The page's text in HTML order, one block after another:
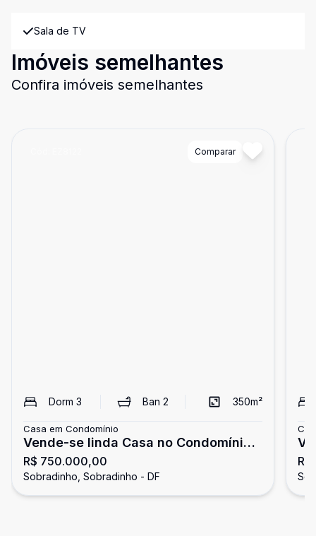
Sala de TV
Imóveis semelhantes
Confira imóveis semelhantes
Comparar
Dorm 3 Ban2 350m²
Casa em Condomínio
Vende-se linda Casa no Condomínio
Entre Lagos
R$ 750.000,00
Sobradinho, Sobradinho - DF